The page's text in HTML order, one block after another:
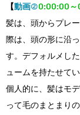
【動画②0:00:00～
髪は、頭からプレ
際は、頭の形に沿
す。デフォルメし
ュームを持たせてい
個人的に、髪はモ
って毛のまとまり